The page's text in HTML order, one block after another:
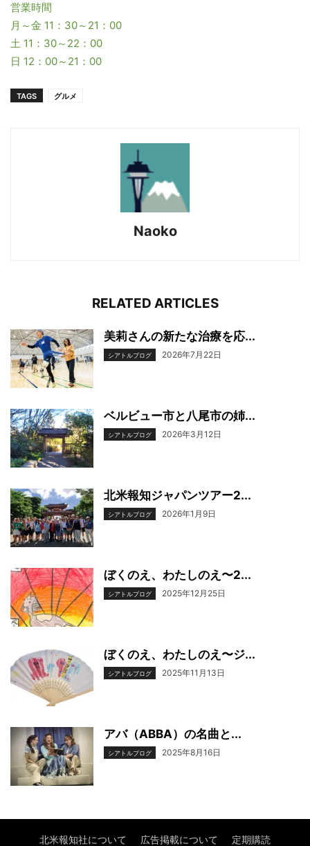
営業時間
月～金 11：30～21：00
土 11：30～22：00
日 12：00～21：00
TAGS グルメ
Naoko
RELATED ARTICLES
美莉さんの新たな治療を応...
シアトルブログ 2026年7月22日
ベルビュー市と八尾市の姉...
シアトルブログ 2026年3月12日
北米報知ジャパンツアー2...
シアトルブログ 2026年1月9日
ぼくのえ、わたしのえ〜2...
シアトルブログ 2025年12月25日
ぼくのえ、わたしのえ〜ジ...
シアトルブログ 2025年11月13日
アバ（ABBA）の名曲と...
シアトルブログ 2025年8月16日
北米報知社について 広告掲載について 定期購読